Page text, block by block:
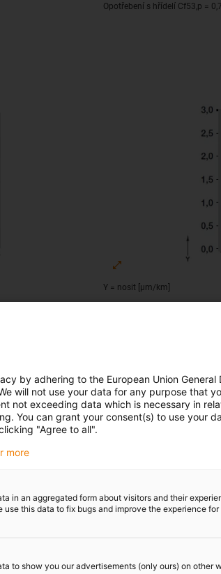
Opotřebení s hřídelí Cf53,p =
Y = nosit [μm/km]
Opotřebení u hřídele z
by adhering to the European Union General
will not use your data for any purpose that
not exceeding data which is necessary in
You can grant your consent(s) to use your
"Agree to all".
more
in an aggregated form about visitors and their
use this data to fix bugs and improve the experience for
to show you our advertisements (only ours) on other